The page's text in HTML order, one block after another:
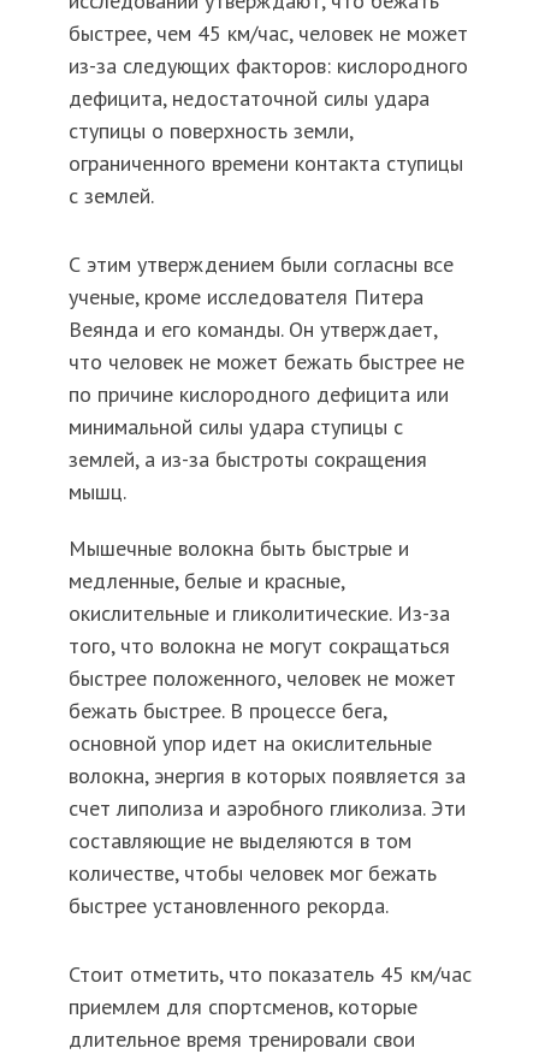
быстрее, чем 45 км/час, человек не может
из-за следующих факторов: кислородного
дефицита, недостаточной силы удара
ступицы о поверхность земли,
ограниченного времени контакта ступицы
с землей.
С этим утверждением были согласны все
ученые, кроме исследователя Питера
Веянда и его команды. Он утверждает,
что человек не может бежать быстрее не
по причине кислородного дефицита или
минимальной силы удара ступицы с
землей, а из-за быстроты сокращения
мышц.
Мышечные волокна быть быстрые и
медленные, белые и красные,
окислительные и гликолитические. Из-за
того, что волокна не могут сокращаться
быстрее положенного, человек не может
бежать быстрее. В процессе бега,
основной упор идет на окислительные
волокна, энергия в которых появляется за
счет липолиза и аэробного гликолиза. Эти
составляющие не выделяются в том
количестве, чтобы человек мог бежать
быстрее установленного рекорда.
Стоит отметить, что показатель 45 км/час
приемлем для спортсменов, которые
длительное время тренировали свои